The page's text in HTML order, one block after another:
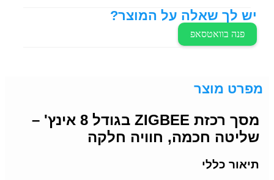
יש לך שאלה על המוצר?
פנה בוואטסאפ
מפרט מוצר
מסך רכזת ZIGBEE בגודל 8 אינץ' –
שליטה חכמה, חוויה חלקה
תיאור כללי